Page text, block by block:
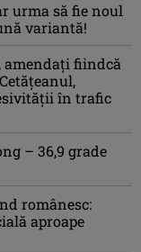
urma să fie noul
variantă!
amendaţi fiindcă
în trafic
– 36,9 grade
românesc:
aproape